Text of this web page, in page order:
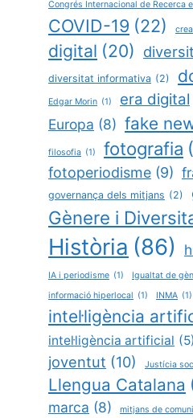
Congrés Internacional de Recerca
COVID-19 (22)
digital (20)
diversitat informativa (2)
Edgar Morin (1) era digital
Europa (8) fake
filosofia (1) fotografia
fotoperiodisme (9)
governança dels mitjans (2)
Gènere i
Història (86)
IA i periodisme (1) Igualtat de
informació hiperlocal (1) INMA (1)
intel·ligència
intel·ligència artificial (5)
joventut (10) Justícia
Llengua Catalana
marca (8) mitjans de